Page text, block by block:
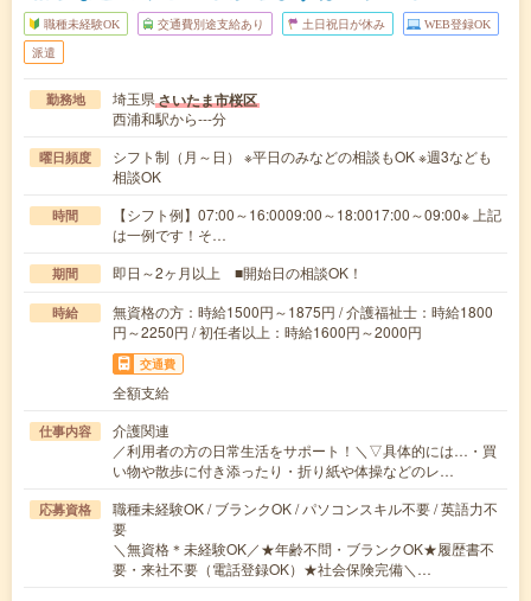
職種未経験OK 交通費別途支給あり 土日祝日が休み WEB登録OK
派遣
勤務地 埼玉県さいたま市桜区
西浦和駅から---分
曜日頻度
シフト制（月～日） ※平日のみなどの相談もOK ※週3なども
相談OK
時間
【シフト例】07:00～16:0009:00～18:0017:00～09:00※ 上記
は一例です！そ…
期間 即日～2ヶ月以上 ■開始日の相談OK！
時給
無資格の方：時給1500円～1875円 / 介護福祉士：時給1800
円～2250円 / 初任者以上：時給1600円～2000円
交通費
全額支給
仕事内容
介護関連
／利用者の方の日常生活をサポート！＼▽具体的には…・買
い物や散歩に付き添ったり・折り紙や体操などのレ…
応募資格
職種未経験OK / ブランクOK / パソコンスキル不要 / 英語力不
要
＼無資格＊未経験OK／★年齢不問・ブランクOK★履歴書不
要・来社不要（電話登録OK）★社会保険完備＼…